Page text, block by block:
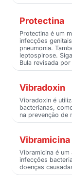
Protectina
Protectina é um
infecções
pneumonia.
leptospirose.
Bula revisada
Vibradoxin
Vibradoxin é
bacterianas,
na prevenção de
Vibramicina
Vibramicina é
infecções
doenças